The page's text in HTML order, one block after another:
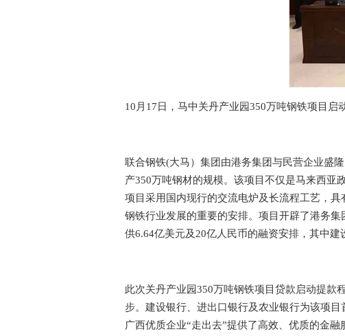
10月17日，马中关丹产业园350万吨钢铁项目启
联合钢铁(大马）集团由港务集团与民营企业盛
产350万吨钢材的规模。该项目不仅是马来西亚
项目采用国内现行的交流电炉及长流程工艺，
钢铁行业发展的重要的安排。项目开辟了港务
供6.64亿美元及20亿人民币的融资安排，其中
此次关丹产业园350万吨钢铁项目贷款启动提款
步。建设银行、进出口银行及农业银行为该项
广西优质企业“走出去”提供了高效、优质的金融